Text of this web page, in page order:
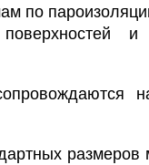
по
и